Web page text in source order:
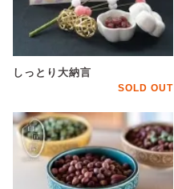
しっとり大納言
SOLD OUT